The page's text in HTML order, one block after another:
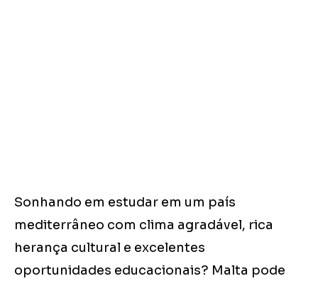
Sonhando em estudar em um país
mediterrâneo com clima agradável, rica
herança cultural e excelentes
oportunidades educacionais? Malta pode